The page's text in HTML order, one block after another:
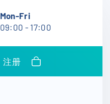
Mon-Fri
09:00 - 17:00
注册